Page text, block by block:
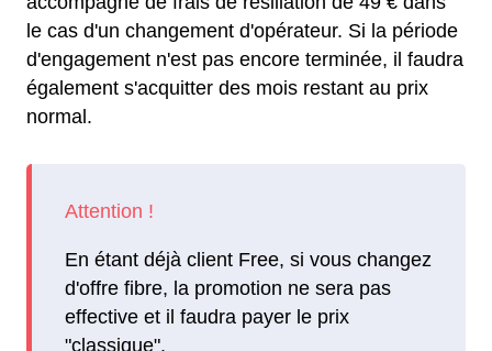
le cas d'un changement d'opérateur. Si la période
d'engagement n'est pas encore terminée, il faudra
également s'acquitter des mois restant au prix
normal.
En étant déjà client Free, si vous changez
d'offre fibre, la promotion ne sera pas
effective et il faudra payer le prix
"classique".